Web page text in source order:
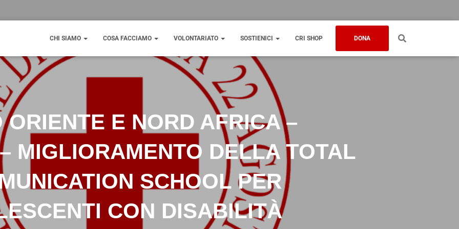
CHI SIAMO COSA FACCIAMO VOLONTARIATO SOSTIENICI CRI SHOP DONA
ORIENTE E NORD AFRICA –
MIGLIORAMENTO DELLA TOTAL
SCHOOL PER
CON DISABILITÀ